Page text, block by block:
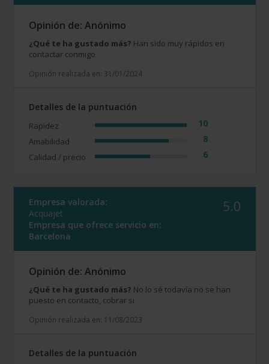
Opinión de: Anónimo
¿Qué te ha gustado más? Han sido muy rápidos en
contactar conmigo
Opinión realizada en: 31/01/2024
Detalles de la puntuación
Rapidez 10
Amabilidad 8
Calidad / precio 6
Empresa valorada:
Acquajet
Empresa que ofrece servicio en:
Barcelona
5.0
Opinión de: Anónimo
¿Qué te ha gustado más? No lo sé todavía no se han
puesto en contacto, cobrar si
Opinión realizada en: 11/08/2023
Detalles de la puntuación